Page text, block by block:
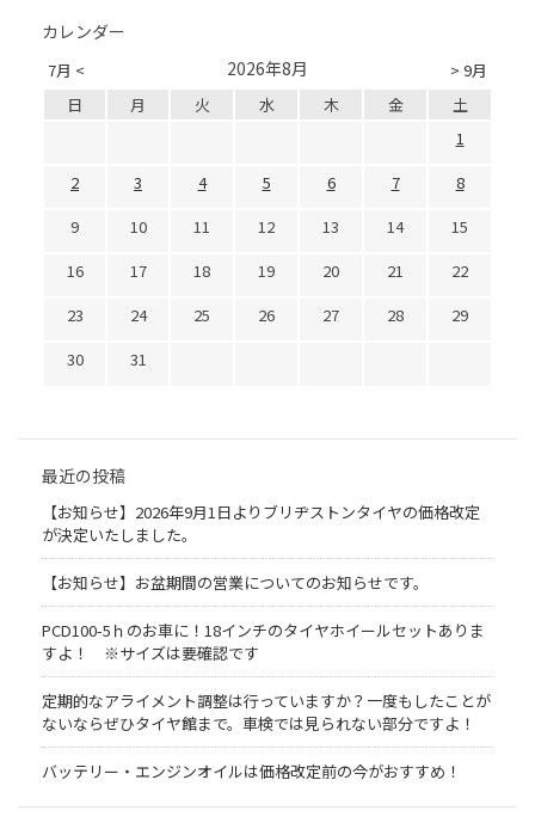
カレンダー
7月 < > 9月
2026年8月
日 月 火 水 木 金
土
1
2
3 4 5 6 7
8
9
10 11 12 13 14
15
16
17 18 19 20 21
22
23
24 25 26 27 28
29
30
31
最近の投稿
【お知らせ】2026年9月1日よりブリヂストンタイヤの価格改定
が決定いたしました。
【お知らせ】お盆期間の営業についてのお知らせです。
PCD100-5ｈのお車に！18インチのタイヤホイールセットありま
すよ！ ※サイズは要確認です
定期的なアライメント調整は行っていますか？一度もしたことが
ないならぜひタイヤ館まで。車検では見られない部分ですよ！
バッテリー・エンジンオイルは価格改定前の今がおすすめ！